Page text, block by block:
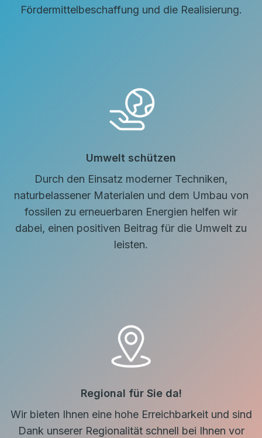
Fördermittelbeschaffung und die Realisierung.
Umwelt schützen
Durch den Einsatz moderner Techniken,
naturbelassener Materialen und dem Umbau von
fossilen zu erneuerbaren Energien helfen wir
dabei, einen positiven Beitrag für die Umwelt zu
leisten.
Regional für Sie da!
Wir bieten Ihnen eine hohe Erreichbarkeit und sind
Dank unserer Regionalität schnell bei Ihnen vor